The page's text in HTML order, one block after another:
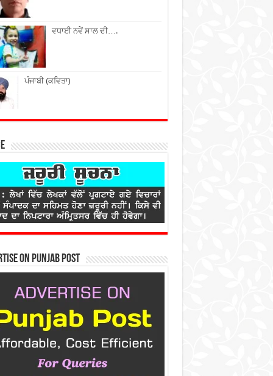
ਵਧਾਈ ਨਵੇਂ ਸਾਲ ਦੀ….
ਪੰਜਾਬੀ (ਕਵਿਤਾ)
on Punjab Post